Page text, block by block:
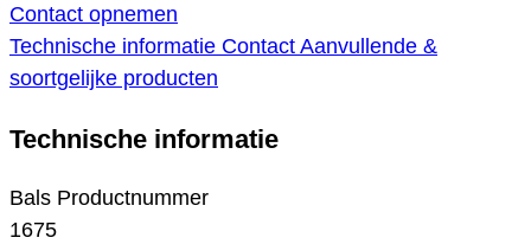
Contact opnemen
Technische informatie Contact Aanvullende &
soortgelijke producten
Technische informatie
Bals Productnummer
1675